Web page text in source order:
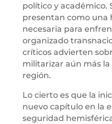
político y académico.
presentan como una
necesaria para
organizado
críticos advierten
militarizar aún más
región.
Lo cierto es que la
nuevo capítulo en la
seguridad